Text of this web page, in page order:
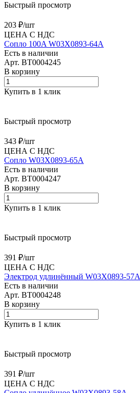
Быстрый просмотр
203 ₽/шт
ЦЕНА С НДС
Сопло 100A W03X0893-64A
Есть в наличии
Арт. BT0004245
В корзину
Купить в 1 клик
Быстрый просмотр
343 ₽/шт
ЦЕНА С НДС
Сопло W03X0893-65A
Есть в наличии
Арт. BT0004247
В корзину
Купить в 1 клик
Быстрый просмотр
391 ₽/шт
ЦЕНА С НДС
Электрод удлинённый W03X0893-57A
Есть в наличии
Арт. BT0004248
В корзину
Купить в 1 клик
Быстрый просмотр
391 ₽/шт
ЦЕНА С НДС